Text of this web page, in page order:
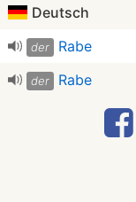
Deutsch
der Rabe
der Rabe